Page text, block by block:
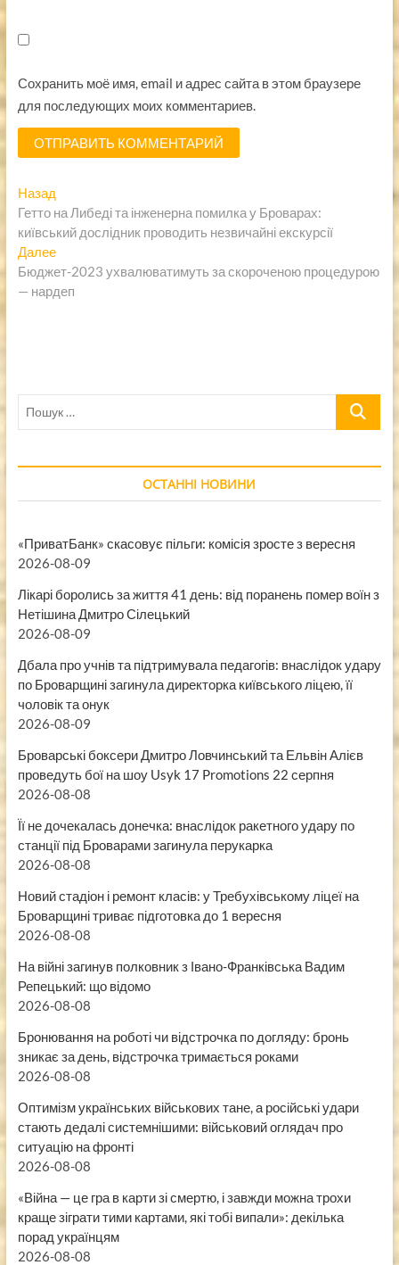
Сохранить моё имя, email и адрес сайта в этом браузере
для последующих моих комментариев.
Навигация
по
записям
НазадПредыдущая
запись:
Гетто на Либеді та інженерна помилка у Броварах:
київський дослідник проводить незвичайні екскурсії
ДалееСледующая
запись:
Бюджет-2023 ухвалюватимуть за скороченою процедурою
— нардеп
Пошук
ОСТАННІ НОВИНИ
«ПриватБанк» скасовує пільги: комісія зросте з вересня
2026-08-09
Лікарі боролись за життя 41 день: від поранень помер воїн з
Нетішина Дмитро Сілецький
2026-08-09
Дбала про учнів та підтримувала педагогів: внаслідок удару
по Броварщині загинула директорка київського ліцею, її
чоловік та онук
2026-08-09
Броварські боксери Дмитро Ловчинський та Ельвін Алієв
проведуть бої на шоу Usyk 17 Promotions 22 серпня
2026-08-08
Її не дочекалась донечка: внаслідок ракетного удару по
станції під Броварами загинула перукарка
2026-08-08
Новий стадіон і ремонт класів: у Требухівському ліцеї на
Броварщині триває підготовка до 1 вересня
2026-08-08
На війні загинув полковник з Івано-Франківська Вадим
Репецький: що відомо
2026-08-08
Бронювання на роботі чи відстрочка по догляду: бронь
зникає за день, відстрочка тримається роками
2026-08-08
Оптимізм українських військових тане, а російські удари
стають дедалі системнішими: військовий оглядач про
ситуацію на фронті
2026-08-08
«Війна — це гра в карти зі смертю, і завжди можна трохи
краще зіграти тими картами, які тобі випали»: декілька
порад українцям
2026-08-08